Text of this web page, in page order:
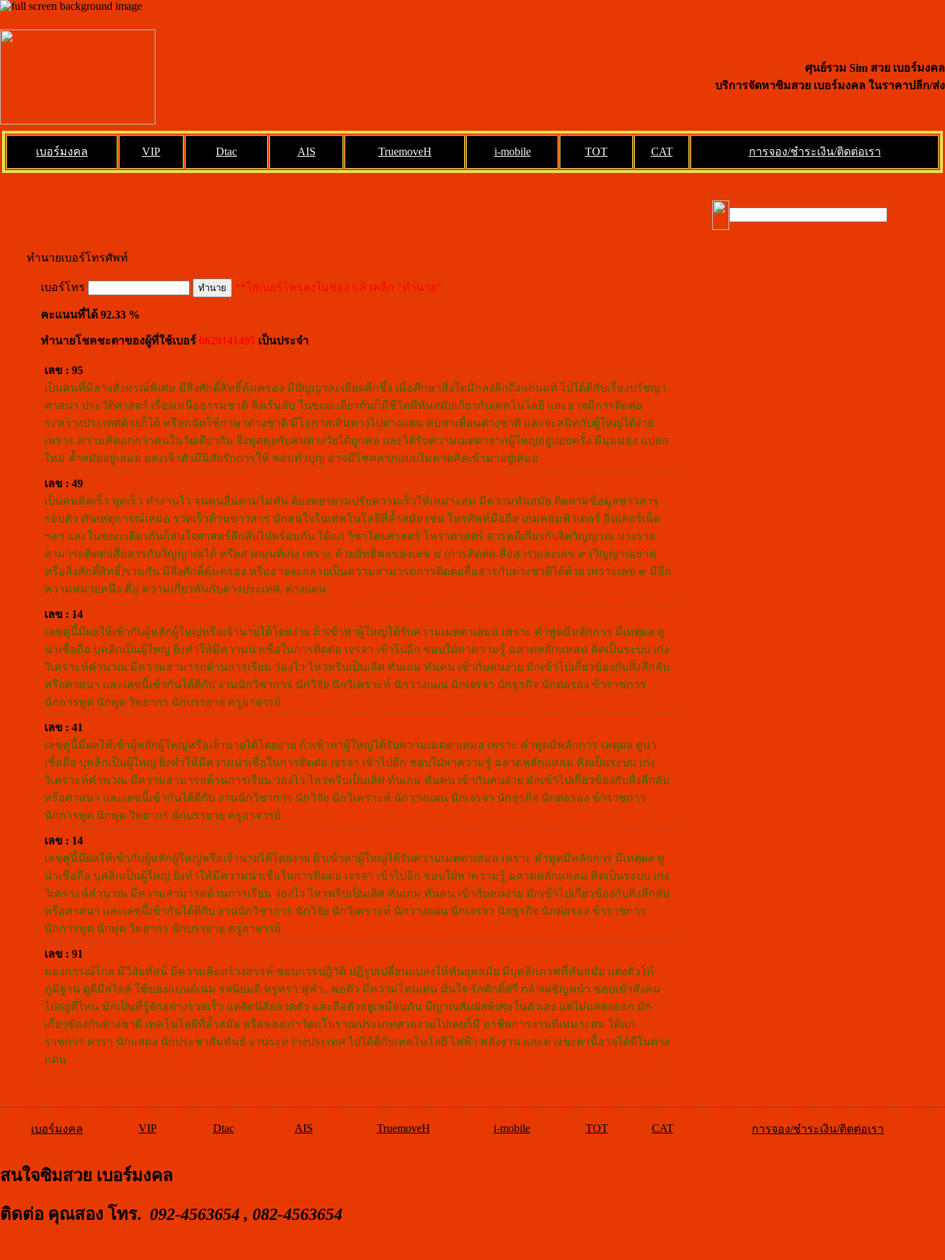
ศุนย์รวม Sim สวย เบอร์มงคล
บริการจัดหาซิมสวย เบอร์มงคล ในราคาปลีก/ส่ง
เบอร์มงคล VIP Dtac AIS TruemoveH i-mobile TOT CAT การจอง/ชำระเงิน/ติดต่อเรา
ทำนายเบอร์โทรศัพท์
เบอร์โทร **ใส่เบอร์โทรลงในช่อง แล้วคลิก "ทำนาย"
คะแนนที่ได้ 92.33 %
ทำนายโชคชะตาของผู้ที่ใช้เบอร์ 0629141495 เป็นประจำ
เลข : 95
เป็นคนที่มีลางสังหรณ์พิเศษ มีสิ่งศักดิ์สิทธิ์คุ้มครอง มีปัญญาละเอียดลึกซึ้ง เมื่อศึกษาสิ่งใดมักลงลึกถึงแก่นแท้ ไปได้ดีกับเรื่องปรัชญา
ศาสนา ประวัติศาสตร์ เรื่องเหนือธรรมชาติ สิ่งเร้นลับ ในขณะเดียวกันก็มีชีวิตทีทันสมัยเกี่ยวกับเทคโนโลยี และอาจมีการติดต่อ
ระหว่างประเทศด้วยก็ได้ หรือถนัดใช้ภาษาต่างชาติ มีโอกาสเดินทางไปต่างแดน คบหาเพื่อนต่างชาติ และจะสนิทกับผู้ใหญ่ได้ง่าย
เพราะ ความคิดแก่กว่าคนในวัยเดียวกัน จึงพูดคุยกับคนต่างวัยได้ถูกคอ และได้รับความเมตตาจากผู้ใหญ่อยู่บ่อยครั้ง มีมุมมอง แปลก
ใหม่ ล้ำสมัยอยู่เสมอ และเจ้าตัวมีนิสัยรักการให้ ชอบทำบุญ อาจมีโชคลาภแบบไม่คาดคิดเข้ามาอยู่เสมอ
เลข : 49
เป็นคนคิดเร็ว พูดเร็ว ทำงานไว จนคนอื่นตามไม่ทัน ต้องพยายามปรับความเร็วให้เหมาะสม มีความทันสมัย ติดตามข้อมูลข่าวสาร
รอบตัว ทันเหตุการณ์เสมอ รวดเร็วด้านข่าวสาร มักสนใจในเทคโนโลยีที่ล้ำสมัย เช่น โทรศัพท์มือถือ เกมคอมพิวเตอร์ อินเตอร์เน็ต
ฯลฯ และในขณะเดียวกันก็สนใจศาสตร์ลึกลับไปพร้อมกัน ได้แก่ วิชาไสยศาสตร์ โหราศาสตร์ สารคดีเกี่ยวกับจิตวิญญาณ บางราย
สามารถติดต่อสื่อสารกับวิญญาณได้ หรือสวดมนต์เก่ง เพราะ ด้วยอิทธิพลของเลข ๔ (การติดต่อ-สื่อสาร)และเลข ๙ (วิญญาณธาตุ
หรือสิ่งศักดิ์สิทธิ์)รวมกัน มีสิ่งศักดิ์คุ้มครอง หรืออาจจะกลายเป็นความสามารถการติดต่อสื่อสารกับต่างชาติได้ด้วย เพราะเลข ๙ มีอีก
ความหมายหนึ่ง คือ ความเกี่ยวพันกับต่างประเทศ, ต่างแดน
เลข : 14
เลขคู่นี้มีผลให้เข้ากับผู้หลักผู้ใหญ่หรือเจ้านายได้โดยง่าย ถ้าเข้าหาผู้ใหญ่ได้รับความเมตตาเสมอ เพราะ คำพูดมีหลักการ มีเหตุผล ดู
น่าเชื่อถือ บุคลิกเป็นผู้ใหญ่ ยิ่งทำให้มีความน่าเชื่อในการติดต่อ เจรจา เข้าไปอีก ชอบใฝ่หาความรู้ ฉลาดหลักแหลม คิดเป็นระบบ เก่ง
วิเคราะห์คำนวณ มีความสามารถด้านการเรียน ว่องไว ไหวพริบเป็นเลิศ ทันเกม ทันคน เข้ากับคนง่าย มักเข้าไปเกี่ยวข้องกับสิ่งลึกลับ
หรือศาสนา และเลขนี้เข้ากันได้ดีกับ งานนักวิชาการ นักวิจัย นักวิเคราะห์ นักวางแผน นักเจรจา นักธุรกิจ นักต่อรอง ข้าราชการ
นักการทูต นักพูด วิทยากร นักบรรยาย ครูอาจารย์
เลข : 41
เลขคู่นี้มีผลให้เข้าผู้หลักผู้ใหญ่หรือเจ้านายได้โดยง่าย ถ้าเข้าหาผู้ใหญ่ได้รับความเมตตาเสมอ เพราะ คำพูดมีหลักการ เหตุผล ดูน่า
เชื่อถือ บุคลิกเป็นผู้ใหญ่ ยิ่งทำให้มีความน่าเชื่อในการติดต่อ เจรจา เข้าไปอีก ชอบใฝ่หาความรู้ ฉลาดหลักแหลม คิดเป็นระบบ เก่ง
วิเคราะห์คำนวณ มีความสามารถด้านการเรียน ว่องไว ไหวพริบเป็นเลิศ ทันเกม ทันคน เข้ากับคนง่าย มักเข้าไปเกี่ยวข้องกับสิ่งลึกลับ
หรือศาสนา และเลขนี้เข้ากันได้ดีกับ งานนักวิชาการ นักวิจัย นักวิเคราะห์ นักวางแผน นักเจรจา นักธุรกิจ นักต่อรอง ข้าราชการ
นักการทูต นักพูด วิทยากร นักบรรยาย ครูอาจารย์
เลข : 14
เลขคู่นี้มีผลให้เข้ากับผู้หลักผู้ใหญ่หรือเจ้านายได้โดยง่าย ถ้าเข้าหาผู้ใหญ่ได้รับความเมตตาเสมอ เพราะ คำพูดมีหลักการ มีเหตุผล ดู
น่าเชื่อถือ บุคลิกเป็นผู้ใหญ่ ยิ่งทำให้มีความน่าเชื่อในการติดต่อ เจรจา เข้าไปอีก ชอบใฝ่หาความรู้ ฉลาดหลักแหลม คิดเป็นระบบ เก่ง
วิเคราะห์คำนวณ มีความสามารถด้านการเรียน ว่องไว ไหวพริบเป็นเลิศ ทันเกม ทันคน เข้ากับคนง่าย มักเข้าไปเกี่ยวข้องกับสิ่งลึกลับ
หรือศาสนา และเลขนี้เข้ากันได้ดีกับ งานนักวิชาการ นักวิจัย นักวิเคราะห์ นักวางแผน นักเจรจา นักธุรกิจ นักต่อรอง ข้าราชการ
นักการทูต นักพูด วิทยากร นักบรรยาย ครูอาจารย์
เลข : 91
มองการณ์ไกล มีวิสัยทัศน์ มีความคิดสร้างสรรค์ ชอบการปฎิวัติ ปฎิรูปเปลี่ยนแปลงให้ทันยุคสมัย มีบุคลิกภาพที่ทันสมัย แต่งตัวโก้
ภูมิฐาน ดูดีมีสไตล์ ใช้ของแบนด์เนม รสนิยมดี หรูหรา ฟู่ฟ่า...พอตัว มีความโดนเด่น มั่นใจ รักศักดิ์ศรี กล้าเผชิญหน้า ชอบเข้าสังคม
ไปอยู่ที่ไหน มักเป็นที่รู้จักอย่างรวดเร็ว แต่ติดนิสัยอวดตัว และถือตัวอยู่เหมือนกัน มีญาณสัมผัสพิเศษในตัวเอง แต่ไม่แสดงออก มัก
เกี่ยวข้องกับต่างชาติ เทคโนโลยีที่ล้ำสมัย หรือของเก่าวัตถุโบราณประเภทสวยงามไปเลยก็มี อาชีพการงานที่เหมาะสม ได้แก่
ราชการ ดารา นักแสดง นักประชาสัมพันธ์ งานระหว่างประเทศ ไปได้ดีกับเทคโนโลยี ไฟฟ้า พลังงาน และดวงชะตานี้อาจได้ดีในต่าง
แดน
เบอร์มงคล VIP Dtac AIS TruemoveH i-mobile TOT CAT การจอง/ชำระเงิน/ติดต่อเรา
สนใจซิมสวย เบอร์มงคล
ติดต่อ คุณสอง โทร. 092-4563654 , 082-4563654